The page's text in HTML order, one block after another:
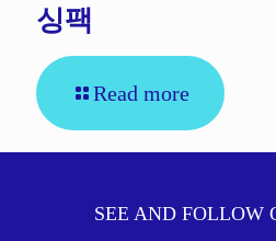
싱팩
Read more
SEE AND FOLLOW